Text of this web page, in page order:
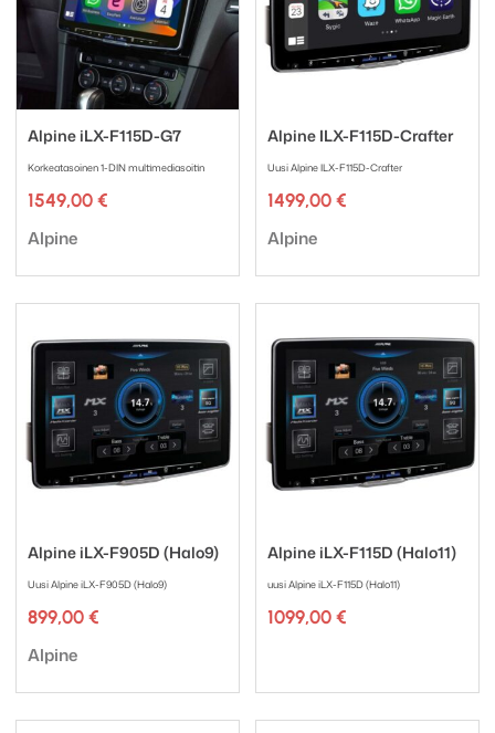
Alpine iLX-F115D-G7
Korkeatasoinen 1-DIN multimediasoitin
1549,00 €
Tuotemerkki:
Alpine
Alpine ILX-F115D-Crafter
Uusi Alpine ILX-F115D-Crafter
1499,00 €
Tuotemerkki:
Alpine
Alpine iLX-F905D (Halo9)
Uusi Alpine iLX-F905D (Halo9)
899,00 €
Tuotemerkki:
Alpine
Alpine iLX-F115D (Halo11)
uusi Alpine iLX-F115D (Halo11)
1099,00 €